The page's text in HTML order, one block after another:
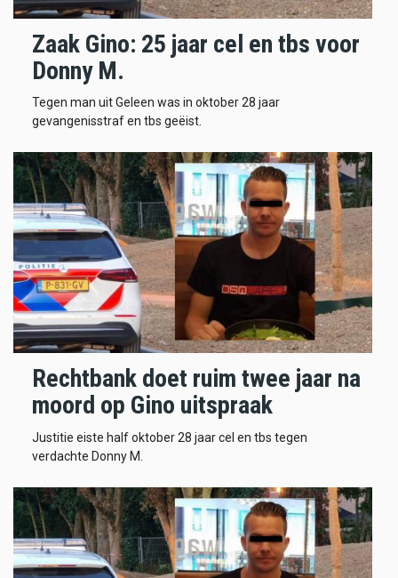
Zaak Gino: 25 jaar cel en tbs voor
Donny M.
Tegen man uit Geleen was in oktober 28 jaar
gevangenisstraf en tbs geëist.
Rechtbank doet ruim twee jaar na
moord op Gino uitspraak
Justitie eiste half oktober 28 jaar cel en tbs tegen
verdachte Donny M.